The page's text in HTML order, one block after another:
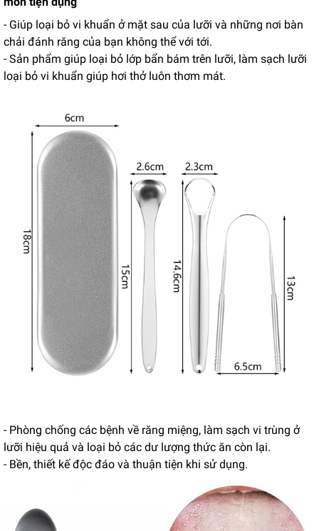
- Giúp loại bỏ vi khuẩn ở mặt sau của lưỡi và những nơi bàn
chải đánh răng của bạn không thể với tới.
- Sản phẩm giúp loại bỏ lớp bẩn bám trên lưỡi, làm sạch lưỡi
loại bỏ vi khuẩn giúp hơi thở luôn thơm mát.
- Phòng chống các bệnh về răng miệng, làm sạch vi trùng ở
lưỡi hiệu quả và loại bỏ các dư lượng thức ăn còn lại.
- Bền, thiết kế độc đáo và thuận tiện khi sử dụng.